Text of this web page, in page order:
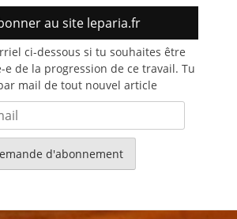
au site leparia.fr
ci-dessous si tu souhaites être
de la progression de ce travail. Tu
mail de tout nouvel article